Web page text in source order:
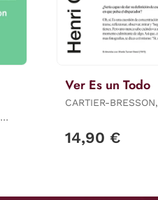
Ver Es un Todo
CARTIER-BRESSON,
14,90 €